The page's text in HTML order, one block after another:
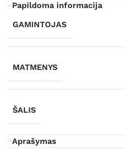
Papildoma informacija
GAMINTOJAS
MATMENYS
ŠALIS
Aprašymas